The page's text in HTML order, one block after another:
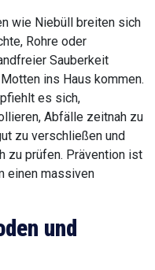
wie Niebüll breiten sich
Rohre oder
Sauberkeit
ins Haus kommen.
es sich,
Abfälle zeitnah zu
zu verschließen und
zu prüfen. Prävention ist
einen massiven
und